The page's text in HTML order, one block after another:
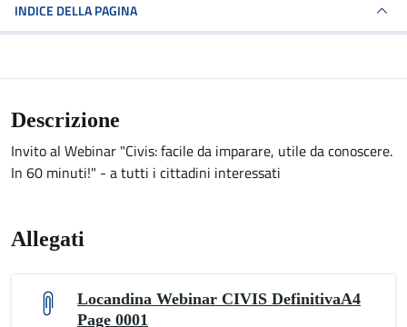
INDICE DELLA PAGINA
Descrizione
Invito al Webinar "Civis: facile da imparare, utile da conoscere.
In 60 minuti!" - a tutti i cittadini interessati
Allegati
Locandina Webinar CIVIS DefinitivaA4
Page 0001